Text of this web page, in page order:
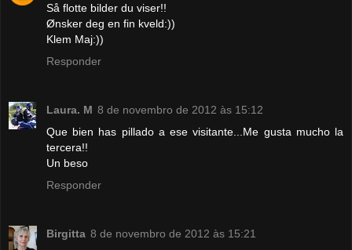
Så flotte bilder du viser!!
Ønsker deg en fin kveld:))
Klem Maj:))
Responder
Laura. M 8 de novembro de 2012 às 15:12
Que bien has pillado a ese visitante...Me gusta mucho la
tercera!!
Un beso
Responder
Birgitta 8 de novembro de 2012 às 15:21